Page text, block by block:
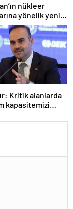
nükleer
yönelik yeni
Kritik alanlarda
kapasitemizi